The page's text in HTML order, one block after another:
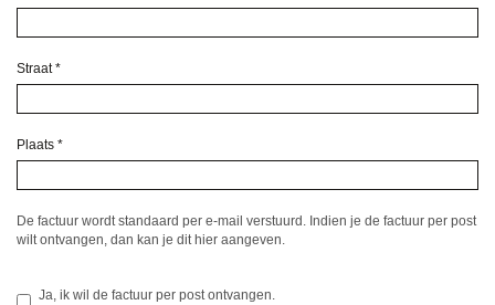
Straat*
Plaats *
De factuur wordt standaard per e-mail verstuurd. Indien je de factuur per post
wilt ontvangen, dan kan je dit hier aangeven.
Ja, ik wil de factuur per post ontvangen.